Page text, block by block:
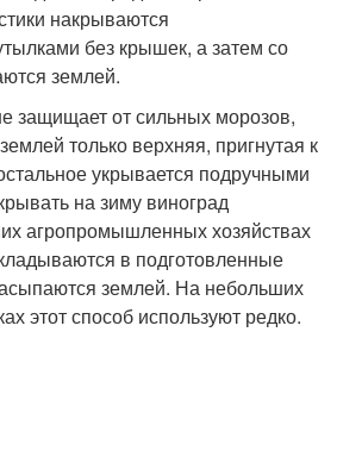
накрываются
без крышек, а затем со
землей.
защищает от сильных морозов,
только верхняя, пригнутая к
укрывается подручными
на зиму виноград
агропромышленных хозяйствах
в подготовленные
землей. На небольших
этот способ используют редко.